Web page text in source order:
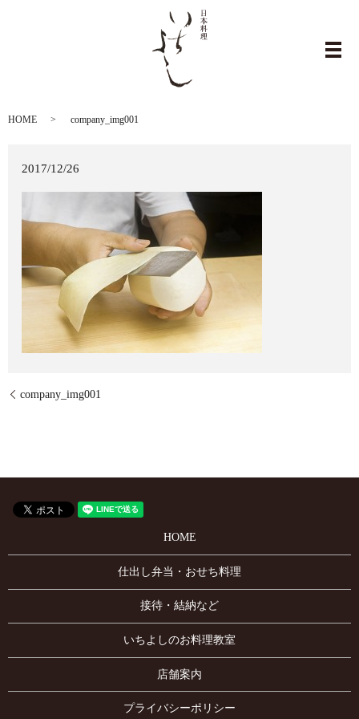
メ
company_img001
HOME company_img001
2017/12/26
company_img001
HOME
仕出し弁当・おせち料理
接待・結納など
いちよしのお料理教室
店舗案内
プライバシーポリシー